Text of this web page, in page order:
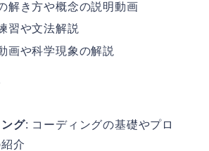
解き方や概念の説明動画
習や文法解説
画や科学現象の解説
グ: コーディングの基礎やプロ
介